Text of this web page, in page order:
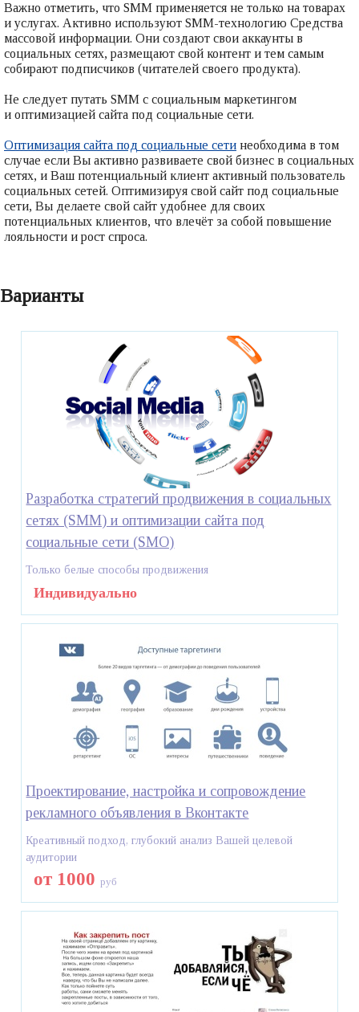
Важно отметить, что SMM применяется не только на товарах
и услугах. Активно используют SMM-технологию Средства
массовой информации. Они создают свои аккаунты в
социальных сетях, размещают свой контент и тем самым
собирают подписчиков (читателей своего продукта).
Не следует путать SMM с социальным маркетингом
и оптимизацией сайта под социальные сети.
Оптимизация сайта под социальные сети необходима в том
случае если Вы активно развиваете свой бизнес в социальных
сетях, и Ваш потенциальный клиент активный пользователь
социальных сетей. Оптимизируя свой сайт под социальные
сети, Вы делаете свой сайт удобнее для своих
потенциальных клиентов, что влечёт за собой повышение
лояльности и рост спроса.
Варианты
Разработка стратегий продвижения в социальных
сетях (SMM) и оптимизации сайта под
социальные сети (SMO)
Только белые способы продвижения
Индивидуально
Проектирование, настройка и сопровождение
рекламного объявления в Вконтакте
Креативный подход, глубокий анализ Вашей целевой
аудитории
от 1000руб